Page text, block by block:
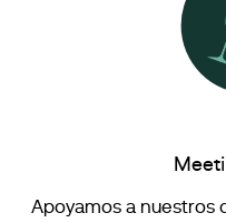
Apoyamos a nuestros